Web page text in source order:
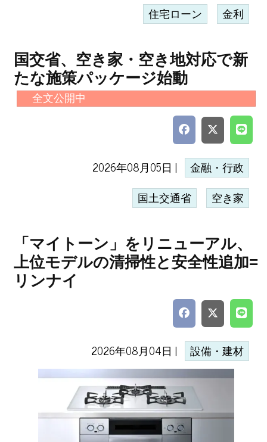
住宅ローン 金利
国交省、空き家・空き地対応で新
たな施策パッケージ始動
全文公開中
2026年08月05日 | 金融・行政
国土交通省 空き家
「マイトーン」をリニューアル、
上位モデルの清掃性と安全性追加=
リンナイ
2026年08月04日 | 設備・建材